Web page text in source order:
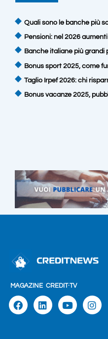
Quali sono le banche più
Pensioni: nel 2026
Banche italiane più grandi
Bonus sport 2025, come
Taglio Irpef 2026: chi
Bonus vacanze 2025,
MAGAZINE CREDIT·TV